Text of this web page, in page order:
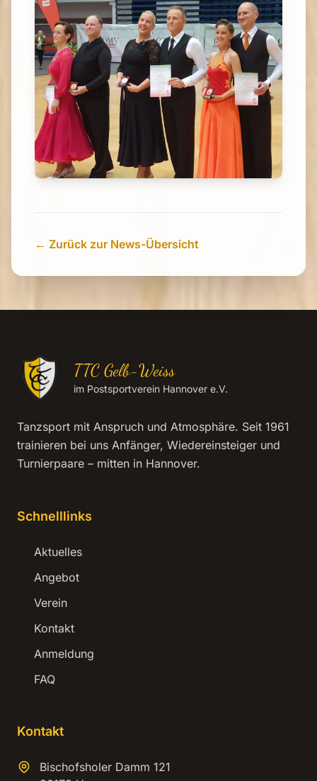
← Zurück zur News-Übersicht
TTC Gelb-Weiss
im Postsportverein Hannover e.V.
Tanzsport mit Anspruch und Atmosphäre. Seit 1961
trainieren bei uns Anfänger, Wiedereinsteiger und
Turnierpaare – mitten in Hannover.
Schnelllinks
Aktuelles
Angebot
Verein
Kontakt
Anmeldung
FAQ
Kontakt
Bischofsholer Damm 121